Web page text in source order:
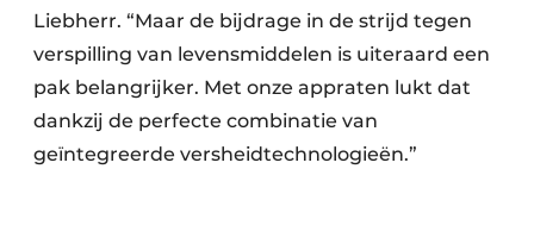
Liebherr. “Maar de bijdrage in de strijd tegen
verspilling van levensmiddelen is uiteraard een
pak belangrijker. Met onze appraten lukt dat
dankzij de perfecte combinatie van
geïntegreerde versheidtechnologieën.”